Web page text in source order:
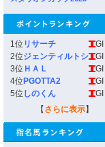
1位 リサーチ
GI
2位ジェンティルトシ
GI
3位 ＨＡＬ
GI
4位 PGOTTA2
GI
5位 しのくん
GI
【 さらに表示】